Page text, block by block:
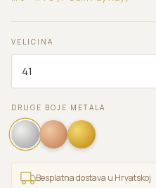
VELICINA
DRUGE BOJE METALA
Besplatna dostava u Hrvatskoj